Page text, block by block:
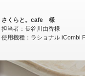
さくらと。cafe 様
担当者：長谷川由香様
使用機種：ラショナル iCombi